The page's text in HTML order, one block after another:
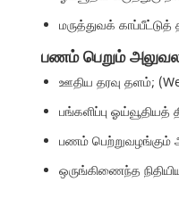
மருத்துவக் காப்பீட்டுத்
பணம் பெறும்
ஊதிய தரவு தளம்;
பங்களிப்பு ஓய்வூதியத்
பணம் பெற்றுவழங்கும்
ஒருங்கிணைந்த